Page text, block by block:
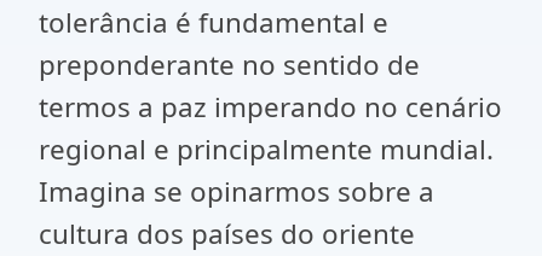
tolerância é fundamental e
preponderante no sentido de
termos a paz imperando no cenário
regional e principalmente mundial.
Imagina se opinarmos sobre a
cultura dos países do oriente